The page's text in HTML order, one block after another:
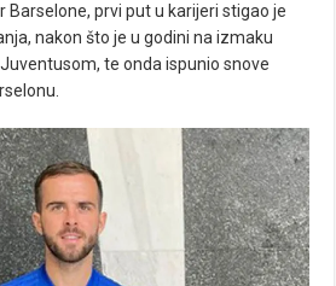
Barselone, prvi put u karijeri stigao je
nakon što je u godini na izmaku
te onda ispunio snove